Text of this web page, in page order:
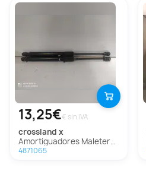
13,25€€ sin IVA
crossland x
Amortiguadores Maletero / Porton Para Opel Crossland X
4871065